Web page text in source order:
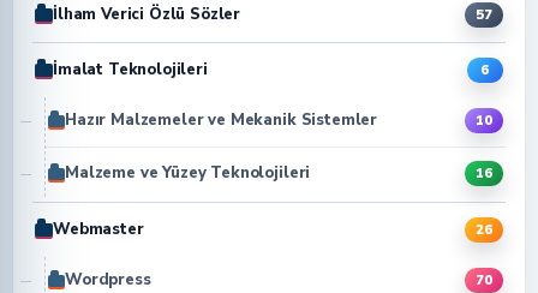
İlham Verici Özlü Sözler 57
İmalat Teknolojileri 6
Hazır Malzemeler ve Mekanik Sistemler 10
Malzeme ve Yüzey Teknolojileri 16
Webmaster 26
Wordpress 70